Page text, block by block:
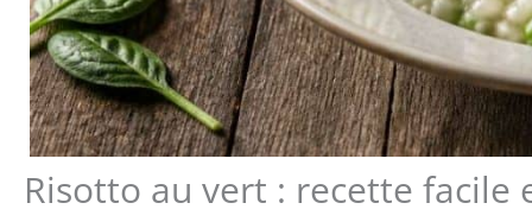
Risotto au vert : recette facile